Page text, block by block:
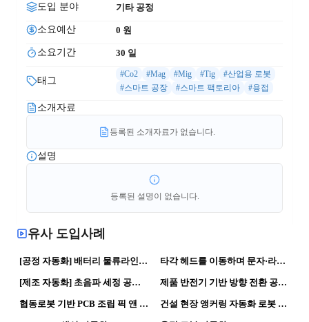
도입 분야 기타 공정
소요예산 0 원
소요기간 30 일
태그
#Co2 #Mag #Mig #Tig
#산업용 로봇
#스마트 공장
#스마트 팩토리아 #용접
소개자료
등록된 소개자료가 없습니다.
설명
등록된 설명이 없습니다.
유사 도입사례
98 0
[공정 자동화] 배터리 물류라인 | 제조혁신 스마트공장 타각 헤드를 이동하며 문자·라인을 직접 각인하는 작업
124 0
[제조 자동화] 초음파 세정 공정｜제조혁신 스마트공장
100 0
제품 반전기 기반 방향 전환 공정 자동화
143 0
협동로봇 기반 PCB 조립 픽 앤 플레이스 자동화
90 0
건설 현장 앵커링 자동화 로봇 시스템
120 0 103 0